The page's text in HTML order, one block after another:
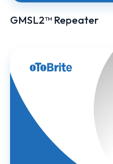
GMSL2™ Repeater